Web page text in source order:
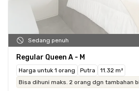
Sedang penuh
Regular Queen A - M
Harga untuk 1 orang Putra
11.32 m²
Bisa dihuni maks. 2 orang dgn tambahan